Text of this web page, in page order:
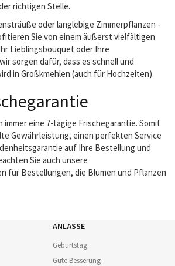
richtigen Stelle.
oder langlebige Zimmerpflanzen -
Sie von einem äußerst vielfältigen
Lieblingsbouquet oder Ihre
sorgen dafür, dass es schnell und
in Großkmehlen (auch für Hochzeiten).
immer eine 7-tägige Frischegarantie. Somit
Gewährleistung, einen perfekten Service
auf Ihre Bestellung und
Sie auch unsere
für Bestellungen, die Blumen und Pflanzen
ANLÄSSE
Geburtstag
Gute Besserung